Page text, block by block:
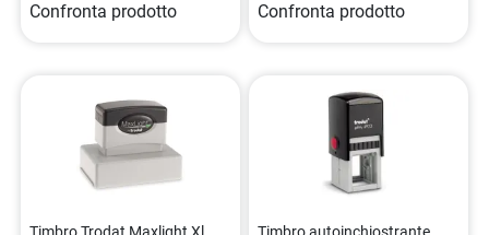
Confronta prodotto Confronta prodotto